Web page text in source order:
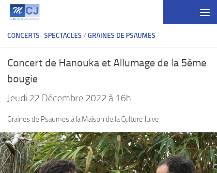
Skip to content
CONCERTS- SPECTACLES /GRAINES DE PSAUMES
Concert de Hanouka et Allumage de la 5ème
bougie
Jeudi 22 Décembre 2022 à 16h
Graines de Psaumes à la Maison de la Culture Juive